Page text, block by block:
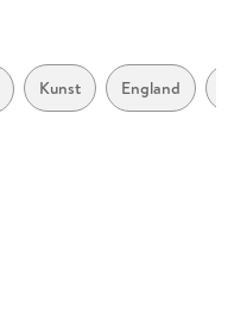
Kunst England